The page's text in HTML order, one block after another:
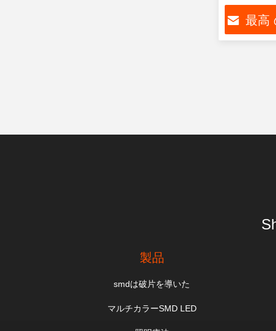
最高
製品
smdは破片を導いた
マルチカラーSMD LED